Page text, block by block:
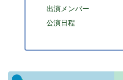
出演メンバー
公演日程